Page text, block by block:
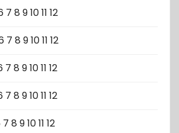
7 8 91011 12
7 8 91011 12
7 8 91011 12
7 8 91011 12
7 8 91011 12